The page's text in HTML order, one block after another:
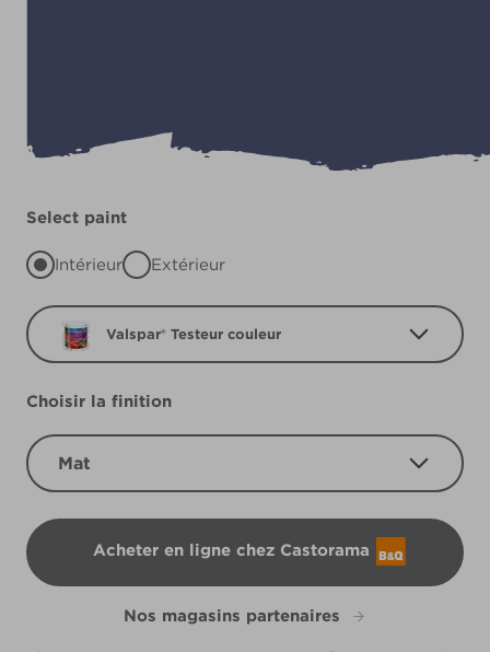
Select paint
Intérieur Extérieur
Valspar® Testeur couleur
Choisir la finition
Mat
Acheter en ligne chez Castorama
B&Q
Nos magasins partenaires